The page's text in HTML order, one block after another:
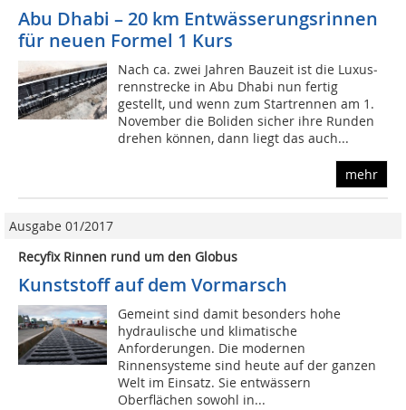
Abu Dhabi – 20 km Entwässerungsrinnen
für neuen Formel 1 Kurs
Nach ca. zwei Jahren Bauzeit ist die Luxus­
rennstrecke in Abu Dhabi nun fertig
gestellt, und wenn zum Startrennen am 1.
November die Boliden sicher ihre Runden
drehen können, dann liegt das auch...
mehr
Ausgabe 01/2017
Recyfix Rinnen rund um den Globus
Kunststoff auf dem Vormarsch
Gemeint sind damit besonders hohe
hydraulische und klimatische
Anforderungen. Die modernen
Rinnensysteme sind heute auf der ganzen
Welt im Einsatz. Sie entwässern
Oberflächen sowohl in...